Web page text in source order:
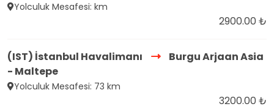
Yolculuk Mesafesi: km
2900.00 ₺
(IST) İstanbul Havalimanı
Burgu Arjaan Asia
- Maltepe
Yolculuk Mesafesi: 73 km
3200.00 ₺